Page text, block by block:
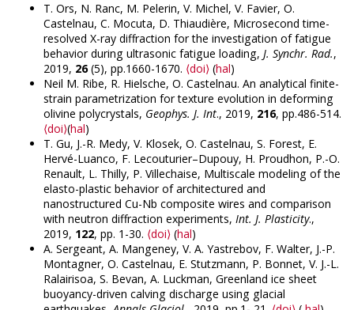
T. Ors, N. Ranc, M. Pelerin, V. Michel, V. Favier, O.
Castelnau, C. Mocuta, D. Thiaudière, Microsecond time-
resolved X-ray diffraction for the investigation of fatigue
behavior during ultrasonic fatigue loading, J. Synchr. Rad.,
2019, 26(5), pp.1660-1670. ⟨doi⟩ (hal)
Neil M. Ribe, R. Hielsche, O. Castelnau. An analytical finite-
strain parametrization for texture evolution in deforming
olivine polycrystals, Geophys. J. Int., 2019, 216, pp.486-514.
⟨doi⟩(hal)
T. Gu, J.-R. Medy, V. Klosek, O. Castelnau, S. Forest, E.
Hervé-Luanco, F. Lecouturier–Dupouy, H. Proudhon, P.-O.
Renault, L. Thilly, P. Villechaise, Multiscale modeling of the
elasto-plastic behavior of architectured and
nanostructured Cu-Nb composite wires and comparison
with neutron diffraction experiments, Int. J. Plasticity.,
2019, 122, pp. 1-30. ⟨doi⟩ (hal)
A. Sergeant, A. Mangeney, V. A. Yastrebov, F. Walter, J.-P.
Montagner, O. Castelnau, E. Stutzmann, P. Bonnet, V. J.-L.
Ralairisoa, S. Bevan, A. Luckman, Greenland ice sheet
buoyancy-driven calving discharge using glacial